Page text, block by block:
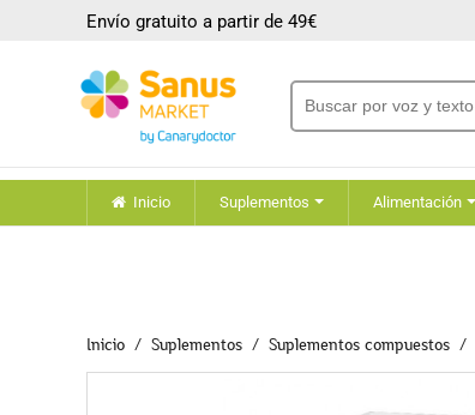
Envío gratuito a partir de 49€
Inicio Suplementos Alimentación
Inicio Suplementos Suplementos compuestos